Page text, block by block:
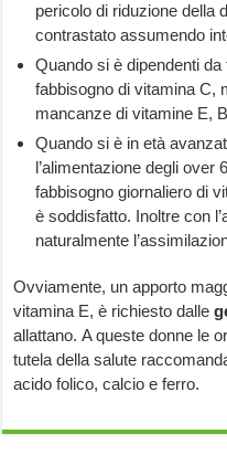
pericolo di riduzione della
contrastato assumendo
Quando si è dipendenti
fabbisogno di vitamina C,
mancanze di vitamine E,
Quando si è in età
l’alimentazione degli over
fabbisogno giornaliero di
è soddisfatto. Inoltre con
naturalmente
Ovviamente, un apporto
vitamina E, è richiesto dalle
allattano. A queste donne le
tutela della salute
acido folico, calcio e ferro.